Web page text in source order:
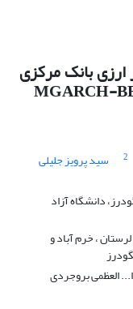
ارزی بانک مرکزی
2 سید پرویز جلیلی
دانشگاه آزاد
، خرم آباد و
العظمی بروجردی